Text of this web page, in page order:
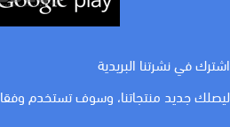
اشترك في نشرتنا البريدية
ليصلك جديد منتجاتنا، وسوف تستخدم وفقا